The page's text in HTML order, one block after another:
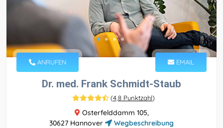
ANRUFEN EMAIL
Dr. med. Frank Schmidt-Staub
(4,8 Punktzahl)
Osterfelddamm 105,
30627 Hannover
Wegbeschreibung